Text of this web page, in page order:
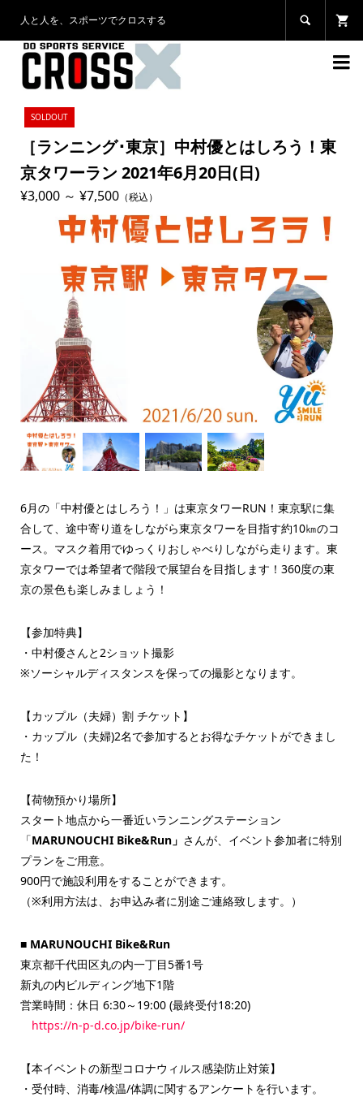
人と人を、スポーツでクロスする 

SOLDOUT
［ランニング･東京］中村優とはしろう！東
京タワーラン 2021年6月20日(日)
¥3,000 ～ ¥7,500（税込）
6月の「中村優とはしろう！」は東京タワーRUN！東京駅に集
合して、途中寄り道をしながら東京タワーを目指す約10㎞のコ
ース。マスク着用でゆっくりおしゃべりしながら走ります。東
京タワーでは希望者で階段で展望台を目指します！360度の東
京の景色も楽しみましょう！
【参加特典】
・中村優さんと2ショット撮影
※ソーシャルディスタンスを保っての撮影となります。
【カップル（夫婦）割 チケット】
・カップル（夫婦)2名で参加するとお得なチケットができまし
た！
【荷物預かり場所】
スタート地点から一番近いランニングステーション
「MARUNOUCHI Bike&Run」 さんが、イベント参加者に特別
プランをご用意。
900円で施設利用をすることができます。
（※利用方法は、お申込み者に別途ご連絡致します。）
■ MARUNOUCHI Bike&Run
東京都千代田区丸の内一丁目5番1号
新丸の内ビルディング地下1階
営業時間：休日 6:30～19:00 (最終受付18:20)
https://n-p-d.co.jp/bike-run/
【本イベントの新型コロナウィルス感染防止対策】
・受付時、消毒/検温/体調に関するアンケートを行います。